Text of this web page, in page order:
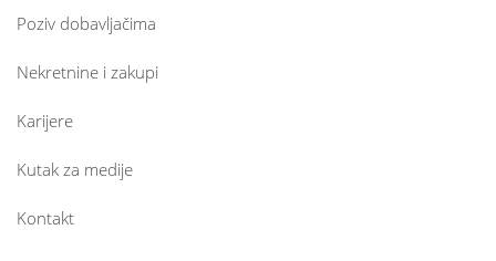
Poziv dobavljačima
Nekretnine i zakupi
Karijere
Kutak za medije
Kontakt